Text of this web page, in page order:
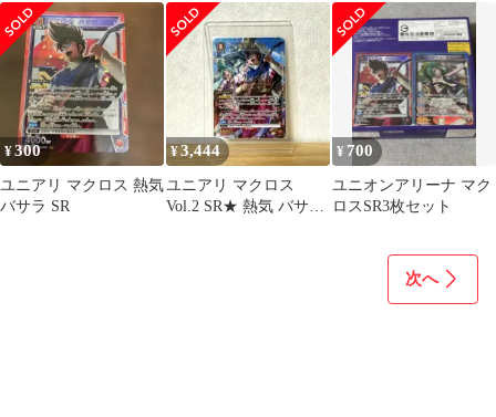
SR9枚まとめ売り
ル 星１
ツセット ユニオンアリ
ーナ マクロス
¥300
ユニアリ マクロス 熱気
バサラ SR
¥3,444
ユニアリ マクロス
Vol.2 SR★ 熱気 バサラ
¥ 700
ユニオンアリーナ マク
ロスSR3枚セット
次へ